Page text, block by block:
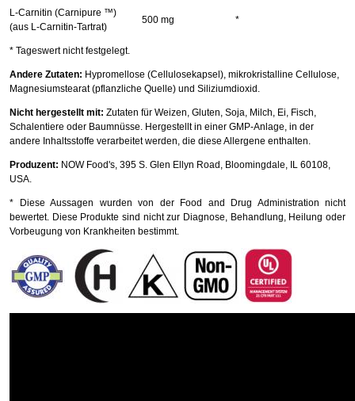
* Tageswert nicht festgelegt.
L-Carnitin (Carnipure ™)
(aus L-Carnitin-Tartrat)
500 mg *
Andere Zutaten: Hypromellose (Cellulosekapsel), mikrokristalline Cellulose,
Magnesiumstearat (pflanzliche Quelle) und Siliziumdioxid.
Nicht hergestellt mit: Zutaten für Weizen, Gluten, Soja, Milch, Ei, Fisch,
Schalentiere oder Baumnüsse. Hergestellt in einer GMP-Anlage, in der
andere Inhaltsstoffe verarbeitet werden, die diese Allergene enthalten.
Produzent: NOW Food's, 395 S. Glen Ellyn Road, Bloomingdale, IL 60108,
USA.
* Diese Aussagen wurden von der Food and Drug Administration nicht
bewertet. Diese Produkte sind nicht zur Diagnose, Behandlung, Heilung oder
Vorbeugung von Krankheiten bestimmt.